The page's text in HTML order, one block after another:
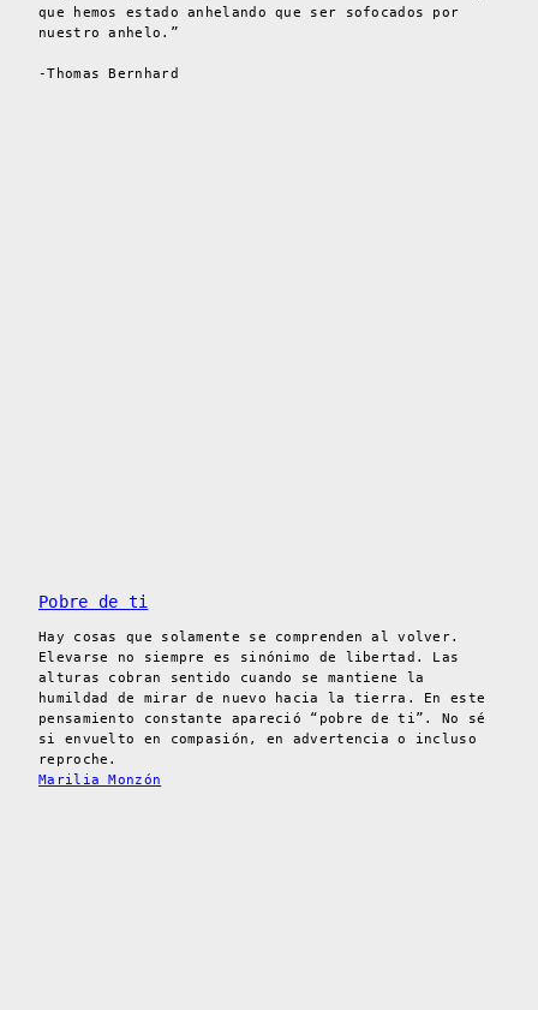
que hemos estado anhelando que ser sofocados por
nuestro anhelo.”
-Thomas Bernhard
Pobre de ti
Hay cosas que solamente se comprenden al volver.
Elevarse no siempre es sinónimo de libertad. Las
alturas cobran sentido cuando se mantiene la
humildad de mirar de nuevo hacia la tierra. En este
pensamiento constante apareció “pobre de ti”. No sé
si envuelto en compasión, en advertencia o incluso
reproche.
Marilia Monzón